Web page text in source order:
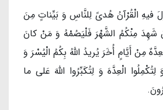
فیهِ الْقُرْآنُ هُدىً لِلنَّاسِ وَ بَیِّناتٍ مِنَ
شَهِدَ مِنْکُمُ الشَّهْرَ فَلْیَصُمْهُ وَ مَنْ کانَ
مِنْ أَیَّامٍ أُخَرَ یُریدُ اللَّهُ بِکُمُ الْیُسْرَ وَ
الْعِدَّهَ وَ لِتُکَبِّرُوا اللَّهَ عَلى‏ ما